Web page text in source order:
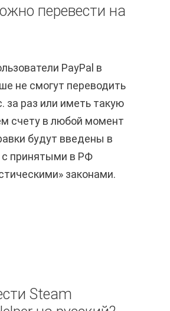
перевести на
PayPal в
не смогут переводить
за раз или иметь такую
счету в любой момент
будут введены в
с принятыми в РФ
законами.
Steam